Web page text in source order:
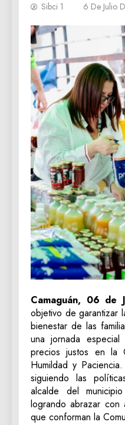
Sibci 1 6 De Julio
Camaguán, 06
objetivo de garantizar
bienestar de las
una jornada
precios justos en la
Humildad y
siguiendo las
alcalde del
logrando abrazar
que conforman la